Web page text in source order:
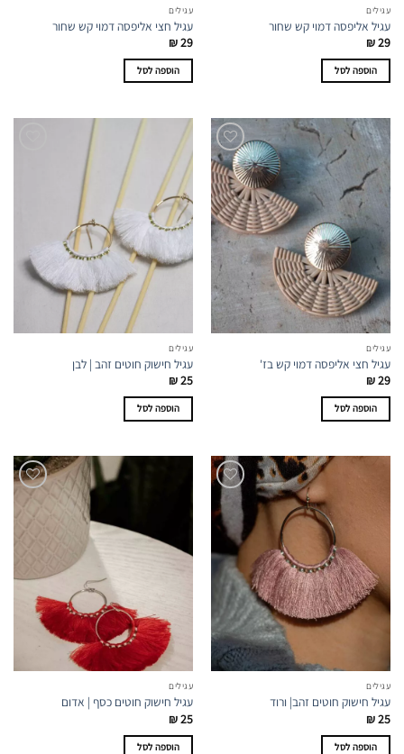
עגילים
עגיל אליפסה דמוי קש שחור
₪29
הוספה לסל
עגילים
עגיל חצי אליפסה דמוי קש שחור
₪29
הוספה לסל
עגילים
עגיל חצי אליפסה דמוי קש בז'
₪29
הוספה לסל
עגילים
עגיל חישוק חוטים זהב | לבן
₪25
הוספה לסל
עגילים
עגיל חישוק חוטים זהב| ורוד
₪25
הוספה לסל
עגילים
עגיל חישוק חוטים כסף | אדום
₪25
הוספה לסל